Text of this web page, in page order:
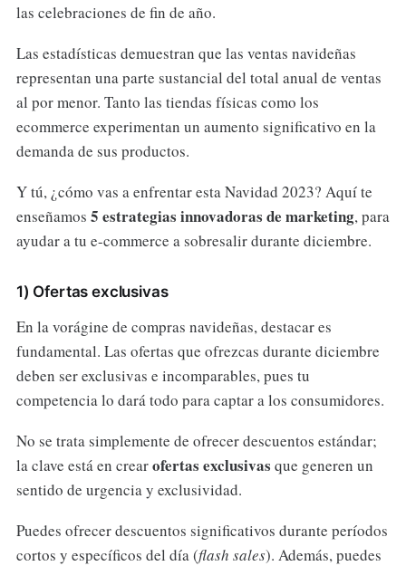
las celebraciones de fin de año.
Las estadísticas demuestran que las ventas navideñas
representan una parte sustancial del total anual de ventas
al por menor. Tanto las tiendas físicas como los
ecommerce experimentan un aumento significativo en la
demanda de sus productos.
Y tú, ¿cómo vas a enfrentar esta Navidad 2023? Aquí te
enseñamos 5 estrategias innovadoras de marketing, para
ayudar a tu e-commerce a sobresalir durante diciembre.
1) Ofertas exclusivas
En la vorágine de compras navideñas, destacar es
fundamental. Las ofertas que ofrezcas durante diciembre
deben ser exclusivas e incomparables, pues tu
competencia lo dará todo para captar a los consumidores.
No se trata simplemente de ofrecer descuentos estándar;
la clave está en crearofertas exclusivas que generen un
sentido de urgencia y exclusividad.
Puedes ofrecer descuentos significativos durante períodos
cortos y específicos del día (flash sales). Además, puedes